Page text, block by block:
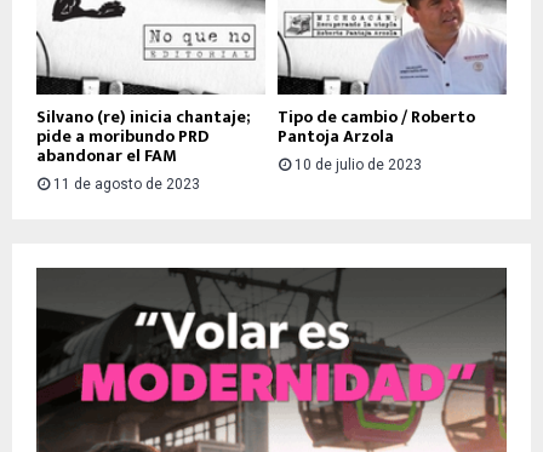
Silvano (re) inicia chantaje;
pide a moribundo PRD
abandonar el FAM
11 de agosto de 2023
Tipo de cambio / Roberto
Pantoja Arzola
10 de julio de 2023